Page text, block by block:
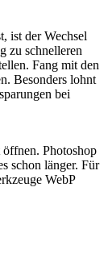
ist der Wechsel
zu schnelleren
Fang mit den
Besonders lohnt
bei
Photoshop
schon länger. Für
WebP